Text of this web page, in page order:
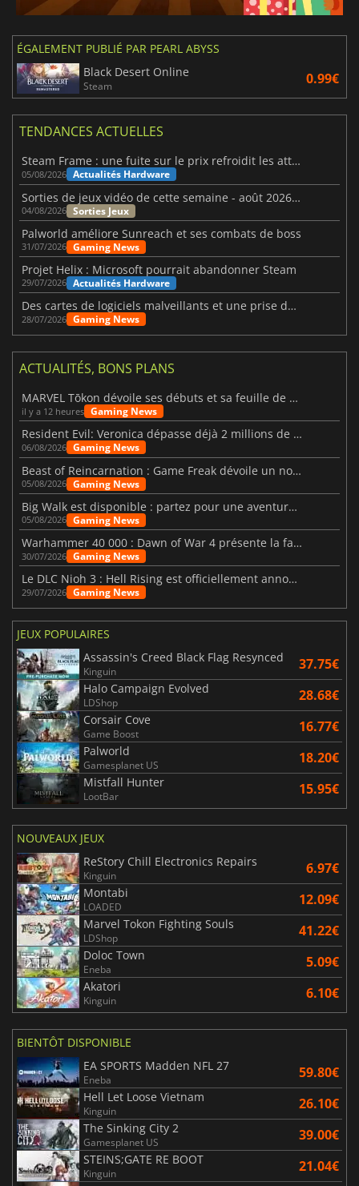
ÉGALEMENT PUBLIÉ PAR PEARL ABYSS
Black Desert Online
Steam 0.99€
TENDANCES ACTUELLES
Steam Frame : une fuite sur le prix refroidit les attentes VR
05/08/2026 Actualités Hardware
Sorties de jeux vidéo de cette semaine - août 2026 (semaine 32)
04/08/2026 Sorties Jeux
Palworld améliore Sunreach et ses combats de boss
31/07/2026 Gaming News
Projet Helix : Microsoft pourrait abandonner Steam
29/07/2026 Actualités Hardware
Des cartes de logiciels malveillants et une prise de contrôle de Discord ont touché Meccha Chameleon
28/07/2026 Gaming News
ACTUALITÉS, BONS PLANS
MARVEL Tōkon dévoile ses débuts et sa feuille de route
il y a 12 heures Gaming News
Resident Evil: Veronica dépasse déjà 2 millions de wishlists
06/08/2026 Gaming News
Beast of Reincarnation : Game Freak dévoile un nouveau pari
05/08/2026 Gaming News
Big Walk est disponible : partez pour une aventure entre amis
05/08/2026 Gaming News
Warhammer 40 000 : Dawn of War 4 présente la faction des Nécrons
30/07/2026 Gaming News
Le DLC Nioh 3 : Hell Rising est officiellement annoncé
29/07/2026 Gaming News
JEUX POPULAIRES
Assassin's Creed Black Flag Resynced
Kinguin 37.75€
Halo Campaign Evolved
LDShop 28.68€
Corsair Cove
Game Boost 16.77€
Palworld
Gamesplanet US 18.20€
Mistfall Hunter
LootBar 15.95€
NOUVEAUX JEUX
ReStory Chill Electronics Repairs
Kinguin 6.97€
Montabi
LOADED 12.09€
Marvel Tokon Fighting Souls
LDShop 41.22€
Doloc Town
Eneba 5.09€
Akatori
Kinguin 6.10€
BIENTÔT DISPONIBLE
EA SPORTS Madden NFL 27
Eneba 59.80€
Hell Let Loose Vietnam
Kinguin 26.10€
The Sinking City 2
Gamesplanet US 39.00€
STEINS;GATE RE BOOT
Kinguin 21.04€